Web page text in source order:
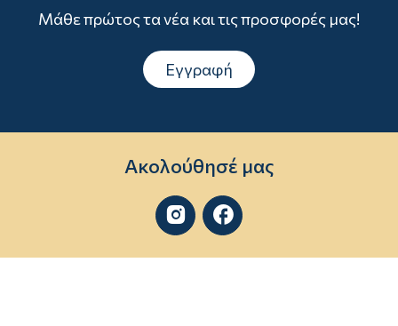
Μάθε πρώτος τα νέα και τις προσφορές μας!
Εγγραφή
Ακολούθησέ μας
 